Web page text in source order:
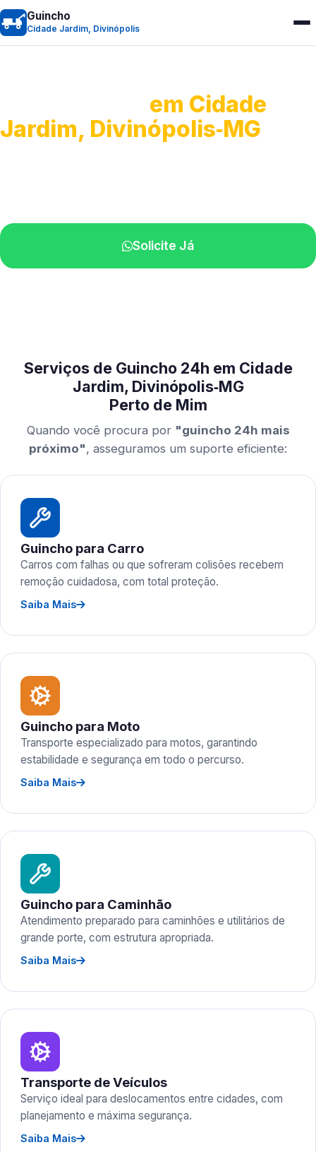
Guincho
Cidade Jardim, Divinópolis
em Cidade
Jardim, Divinópolis‑MG
Solicite Já
Serviços de Guincho 24h em Cidade
Jardim, Divinópolis‑MG
Perto de Mim
Quando você procura por "guincho 24h mais
próximo", asseguramos um suporte eficiente:
Guincho para Carro
Carros com falhas ou que sofreram colisões recebem
remoção cuidadosa, com total proteção.
Saiba Mais
Guincho para Moto
Transporte especializado para motos, garantindo
estabilidade e segurança em todo o percurso.
Saiba Mais
Guincho para Caminhão
Atendimento preparado para caminhões e utilitários de
grande porte, com estrutura apropriada.
Saiba Mais
Transporte de Veículos
Serviço ideal para deslocamentos entre cidades, com
planejamento e máxima segurança.
Saiba Mais